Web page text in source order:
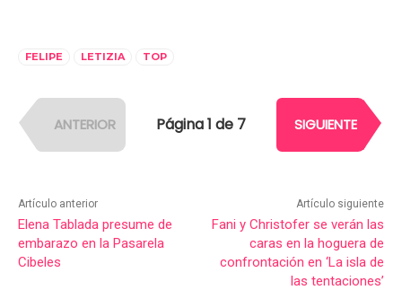
FELIPE LETIZIA TOP
ANTERIOR Página 1 de 7 SIGUIENTE
Artículo anterior
Elena Tablada presume de
embarazo en la Pasarela
Cibeles
Artículo siguiente
Fani y Christofer se verán las
caras en la hoguera de
confrontación en ‘La isla de
las tentaciones’